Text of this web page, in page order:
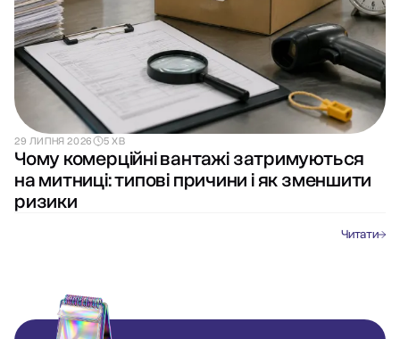
29 ЛИПНЯ 2026 5 ХВ
Чому комерційні вантажі затримуються
на митниці: типові причини і як зменшити
ризики
Читати